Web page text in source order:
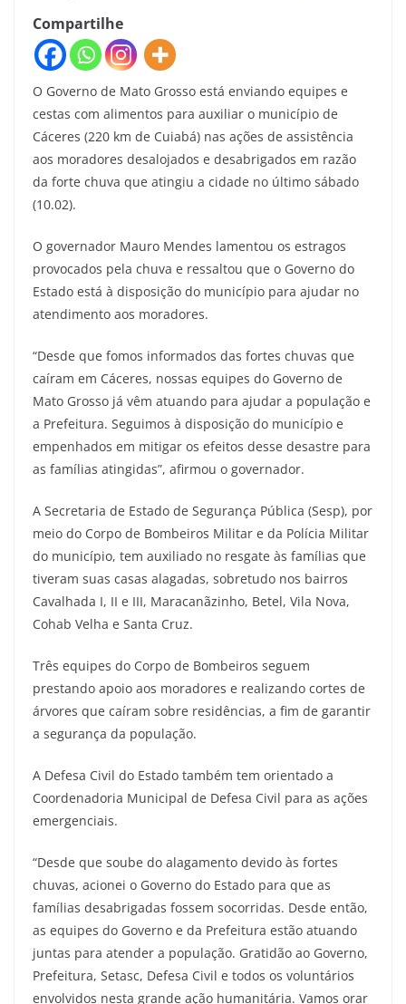
Compartilhe
O Governo de Mato Grosso está enviando equipes e
cestas com alimentos para auxiliar o município de
Cáceres (220 km de Cuiabá) nas ações de assistência
aos moradores desalojados e desabrigados em razão
da forte chuva que atingiu a cidade no último sábado
(10.02).
O governador Mauro Mendes lamentou os estragos
provocados pela chuva e ressaltou que o Governo do
Estado está à disposição do município para ajudar no
atendimento aos moradores.
“Desde que fomos informados das fortes chuvas que
caíram em Cáceres, nossas equipes do Governo de
Mato Grosso já vêm atuando para ajudar a população e
a Prefeitura. Seguimos à disposição do município e
empenhados em mitigar os efeitos desse desastre para
as famílias atingidas”, afirmou o governador.
A Secretaria de Estado de Segurança Pública (Sesp), por
meio do Corpo de Bombeiros Militar e da Polícia Militar
do município, tem auxiliado no resgate às famílias que
tiveram suas casas alagadas, sobretudo nos bairros
Cavalhada I, II e III, Maracanãzinho, Betel, Vila Nova,
Cohab Velha e Santa Cruz.
Três equipes do Corpo de Bombeiros seguem
prestando apoio aos moradores e realizando cortes de
árvores que caíram sobre residências, a fim de garantir
a segurança da população.
A Defesa Civil do Estado também tem orientado a
Coordenadoria Municipal de Defesa Civil para as ações
emergenciais.
“Desde que soube do alagamento devido às fortes
chuvas, acionei o Governo do Estado para que as
famílias desabrigadas fossem socorridas. Desde então,
as equipes do Governo e da Prefeitura estão atuando
juntas para atender a população. Gratidão ao Governo,
Prefeitura, Setasc, Defesa Civil e todos os voluntários
envolvidos nesta grande ação humanitária. Vamos orar